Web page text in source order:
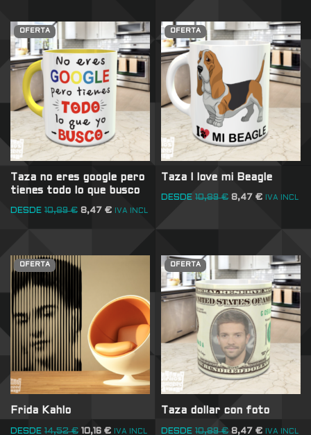
OFERTA
Taza no eres google pero
tienes todo lo que busco
DESDE 10,89€ 8,47 € IVA INCL
OFERTA
Taza I love mi Beagle
DESDE 10,89€ 8,47€ IVA INCL
OFERTA
Frida Kahlo
DESDE 14,52€ 10,16 € IVA INCL
OFERTA
Taza dollar con foto
DESDE 10,89€ 8,47€ IVA INCL